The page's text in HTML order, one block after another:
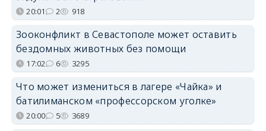
20:01 2 918
Зооконфликт в Севастополе может оставить
бездомных животных без помощи
17:02 6 3295
Что может измениться в лагере «Чайка» и
батилиманском «профессорском уголке»
20:00 5 3689